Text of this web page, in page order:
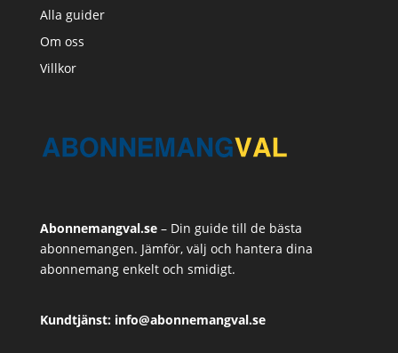
Alla guider
Om oss
Villkor
Abonnemangval.se– Din guide till de bästa
abonnemangen. Jämför, välj och hantera dina
abonnemang enkelt och smidigt.
Kundtjänst: info@abonnemangval.se